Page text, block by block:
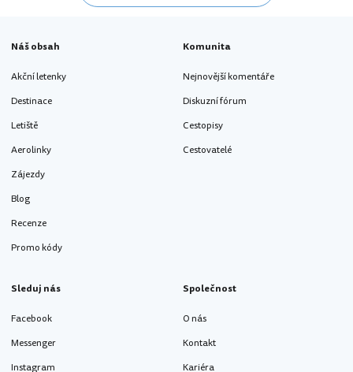
Náš obsah
Akční letenky
Destinace
Letiště
Aerolinky
Zájezdy
Blog
Recenze
Promo kódy
Komunita
Nejnovější komentáře
Diskuzní fórum
Cestopisy
Cestovatelé
Sleduj nás
Facebook
Messenger
Instagram
Společnost
O nás
Kontakt
Kariéra